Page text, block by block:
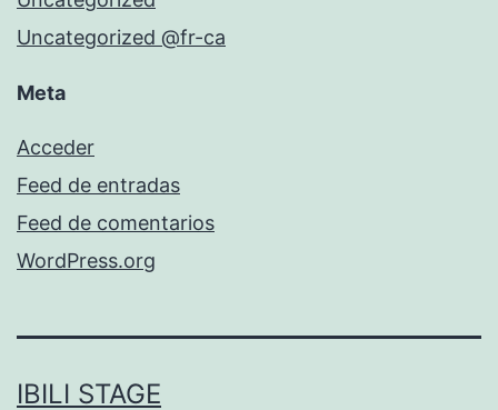
Uncategorized @fr-ca
Meta
Acceder
Feed de entradas
Feed de comentarios
WordPress.org
IBILI STAGE